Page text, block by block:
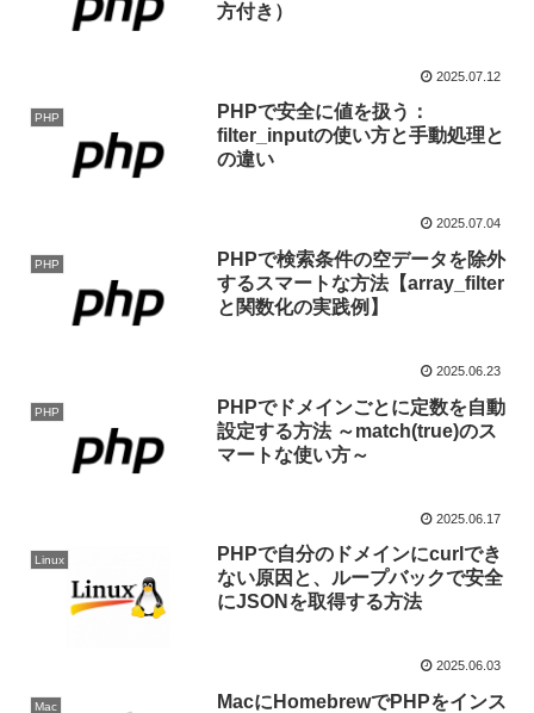
方付き）
2025.07.12
PHP
PHPで安全に値を扱う：
filter_inputの使い方と手動処理と
の違い
2025.07.04
PHP
PHPで検索条件の空データを除外
するスマートな方法【array_filter
と関数化の実践例】
2025.06.23
PHP
PHPでドメインごとに定数を自動
設定する方法 ～match(true)のス
マートな使い方～
2025.06.17
Linux
PHPで自分のドメインにcurlでき
ない原因と、ループバックで安全
にJSONを取得する方法
2025.06.03
Mac MacにHomebrewでPHPをインス